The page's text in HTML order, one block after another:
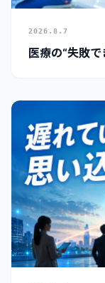
2026.8.7
医療の“失敗